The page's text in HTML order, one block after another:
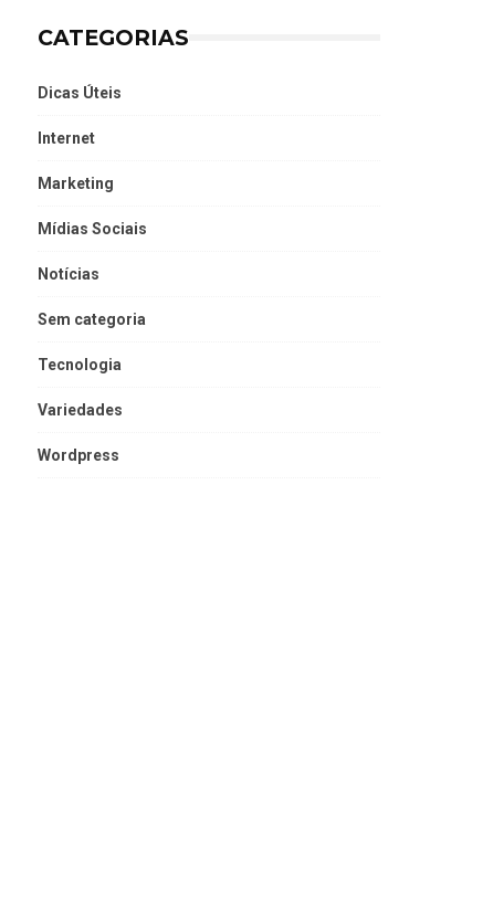
CATEGORIAS
Dicas Úteis
Internet
Marketing
Mídias Sociais
Notícias
Sem categoria
Tecnologia
Variedades
Wordpress